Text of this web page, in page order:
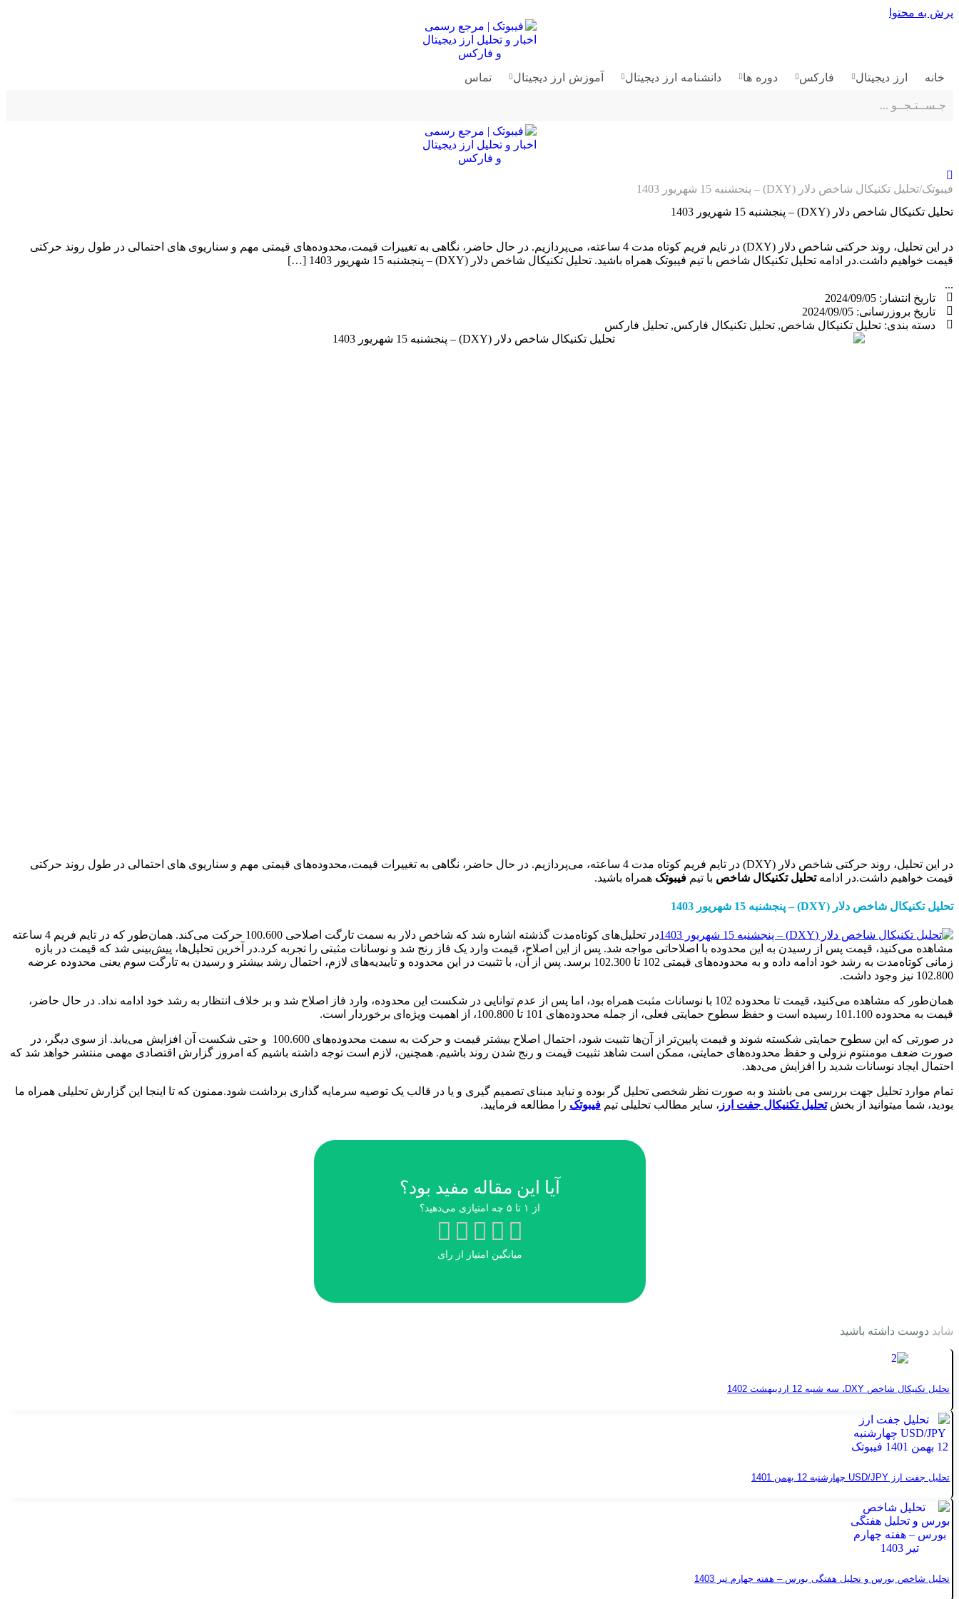
پرش به محتوا
خانه ارز دیجیتال فارکس دوره ها دانشنامه ارز دیجیتال آموزش ارز دیجیتال تماس
فیبوتک تحلیل تکنیکال شاخص دلار (DXY) – پنجشنبه 15 شهریور 1403
تحلیل تکنیکال شاخص دلار (DXY) – پنجشنبه 15 شهریور 1403
در این تحلیل، روند حرکتی شاخص دلار (DXY) در تایم فریم کوتاه مدت 4 ساعته، می‌پردازیم. در حال حاضر، نگاهی به تغییرات قیمت،محدوده‌های قیمتی مهم و سناریوی های احتمالی در طول روند حرکتی
قیمت خواهیم داشت.در ادامه تحلیل تکنیکال شاخص با تیم فیبوتک همراه باشید. تحلیل تکنیکال شاخص دلار (DXY) – پنجشنبه 15 شهریور 1403 […]
...
تاریخ انتشار: 2024/09/05
تاریخ بروزرسانی: 2024/09/05
دسته بندی: تحلیل تکنیکال شاخص, تحلیل تکنیکال فارکس, تحلیل فارکس
در این تحلیل، روند حرکتی شاخص دلار (DXY) در تایم فریم کوتاه مدت 4 ساعته، می‌پردازیم. در حال حاضر، نگاهی به تغییرات قیمت،محدوده‌های قیمتی مهم و سناریوی های احتمالی در طول روند حرکتی
قیمت خواهیم داشت.در ادامهتحلیل تکنیکال شاخص با تیم فیبوتک همراه باشید.
تحلیل تکنیکال شاخص دلار (DXY) – پنجشنبه 15 شهریور 1403
در تحلیل‌های کوتاه‌مدت گذشته اشاره شد که شاخص دلار به سمت تارگت اصلاحی 100.600 حرکت می‌کند. همان‌طور که در تایم فریم 4 ساعته
مشاهده می‌کنید، قیمت پس از رسیدن به این محدوده با اصلاحاتی مواجه شد. پس از این اصلاح، قیمت وارد یک فاز رنج شد و نوسانات مثبتی را تجربه کرد.در آخرین تحلیل‌ها، پیش‌بینی شد که قیمت در بازه
زمانی کوتاه‌مدت به رشد خود ادامه داده و به محدوده‌های قیمتی 102 تا 102.300 برسد. پس از آن، با تثبیت در این محدوده و تاییدیه‌های لازم، احتمال رشد بیشتر و رسیدن به تارگت سوم یعنی محدوده عرضه
102.800 نیز وجود داشت.
همان‌طور که مشاهده می‌کنید، قیمت تا محدوده 102 با نوسانات مثبت همراه بود، اما پس از عدم توانایی در شکست این محدوده، وارد فاز اصلاح شد و بر خلاف انتظار به رشد خود ادامه نداد. در حال حاضر،
قیمت به محدوده 101.100 رسیده است و حفظ سطوح حمایتی فعلی، از جمله محدوده‌های 101 تا 100.800، از اهمیت ویژه‌ای برخوردار است.
در صورتی که این سطوح حمایتی شکسته شوند و قیمت پایین‌تر از آن‌ها تثبیت شود، احتمال اصلاح بیشتر قیمت و حرکت به سمت محدوده‌های 100.600 و حتی شکست آن افزایش می‌یابد. از سوی دیگر، در
صورت ضعف مومنتوم نزولی و حفظ محدوده‌های حمایتی، ممکن است شاهد تثبیت قیمت و رنج شدن روند باشیم. همچنین، لازم است توجه داشته باشیم که امروز گزارش اقتصادی مهمی منتشر خواهد شد که
احتمال ایجاد نوسانات شدید را افزایش می‌دهد.
تمام موارد تحلیل جهت بررسی می باشند و به صورت نظر شخصی تحلیل گر بوده و نباید مبنای تصمیم گیری و یا در قالب یک توصیه سرمایه گذاری برداشت شود.ممنون که تا اینجا این گزارش تحلیلی همراه ما
بودید، شما میتوانید از بخش تحلیل تکنیکال جفت ارز ، سایر مطالب تحلیلی تیم فیبوتک را مطالعه فرمایید.
آیا این مقاله مفید بود؟
از ۱ تا ۵ چه امتیازی می‌دهید؟
میانگین امتیاز از رای
شاید دوست داشته باشید
تحلیل تکنیکال شاخص DXY، سه شنبه 12 اردیبهشت 1402
تحلیل جفت ارز USD/JPY چهارشنبه 12 بهمن 1401
تحلیل شاخص بورس و تحلیل هفتگی بورس – هفته چهارم تیر 1403